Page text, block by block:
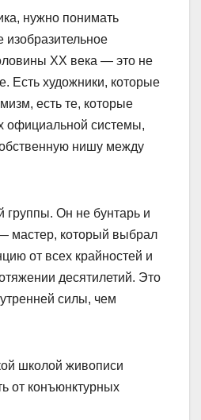
нужно понимать
изобразительное
XX века — это не
Есть художники, которые
есть те, которые
официальной системы,
нишу между
группы. Он не бунтарь и
мастер, который выбрал
от всех крайностей и
десятилетий. Это
силы, чем
школой живописи
от конъюнктурных